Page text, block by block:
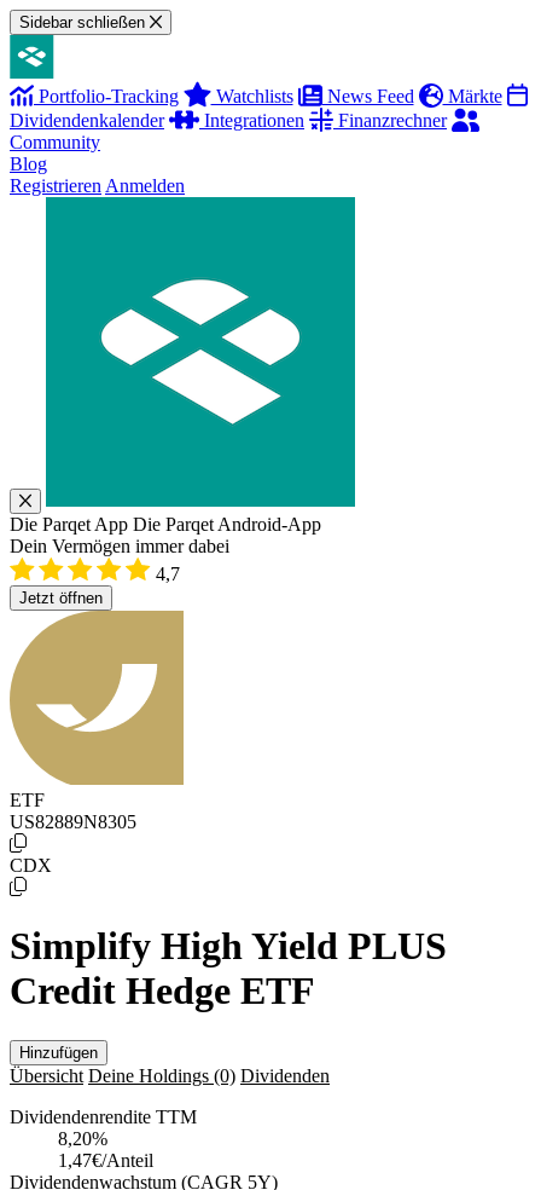
Sidebar schließen
Portfolio-Tracking Watchlists News Feed
Märkte
Dividendenkalender
Integrationen
Finanzrechner
Community
Blog
Registrieren Anmelden
Die Parqet App Die Parqet Android-App
Dein Vermögen immer dabei
4,7
Jetzt öffnen
ETF
US82889N8305
CDX
Simplify High Yield PLUS
Credit Hedge ETF
Hinzufügen
Übersicht Deine Holdings (0) Dividenden
Dividendenrendite TTM
8,20%
1,47€/Anteil
Dividendenwachstum (CAGR 5Y)